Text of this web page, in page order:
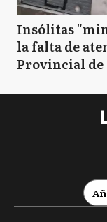
Insólitas
la falta de
Provincial de